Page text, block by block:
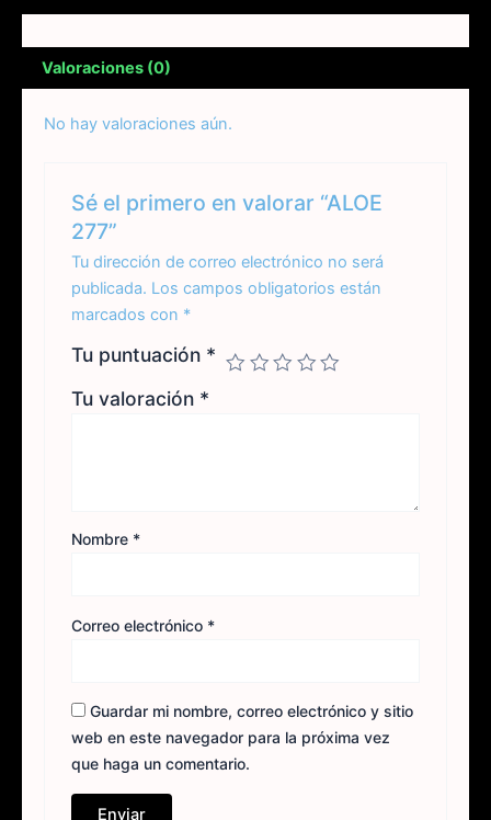
Valoraciones (0)
No hay valoraciones aún.
Sé el primero en valorar “ALOE
277”
Tu dirección de correo electrónico no será
publicada. Los campos obligatorios están
marcados con *
Tu puntuación *
Tu valoración *
Nombre *
Correo electrónico *
Guardar mi nombre, correo electrónico y sitio
web en este navegador para la próxima vez
que haga un comentario.